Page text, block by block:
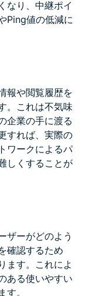
なり、中継ポイ
Ping値の低減に
報や閲覧履歴を
。これは不気味
企業の手に渡る
すれば、実際の
ワークによるパ
しくすることが
ザーがどのよう
確認するため
ます。これによ
ある使いやすい
。